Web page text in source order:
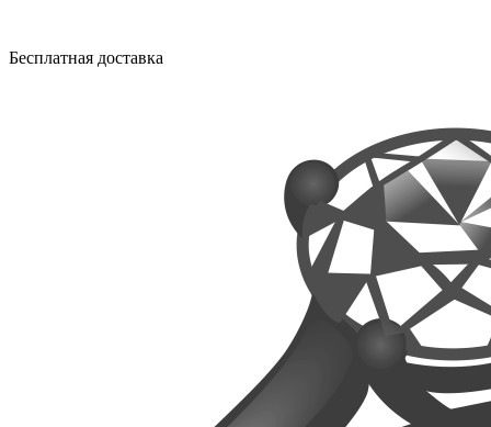
Бесплатная доставка